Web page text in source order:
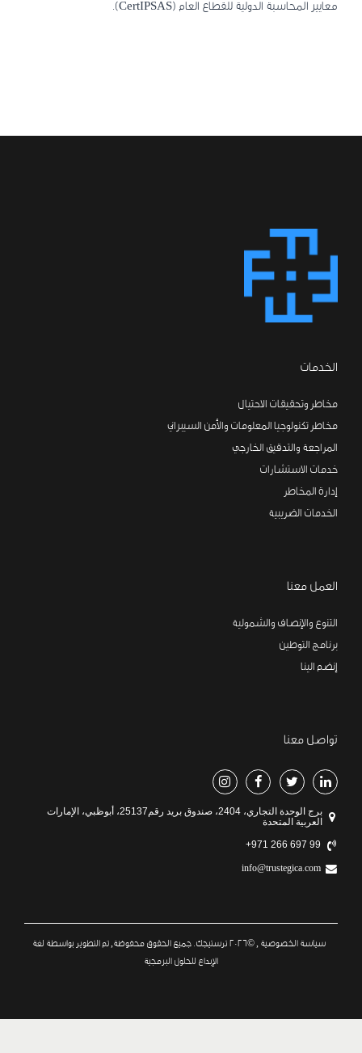
معايير المحاسبة الدولية للقطاع العام (CertIPSAS).
الخدمات
مخاطر وتحقيقات الاحتيال
مخاطر تكنولوجيا المعلومات والأمن السيبراني
المراجعة والتدقيق الخارجي
خدمات الاستشارات
إدارة المخاطر
الخدمات الضريبية
العمل معنا
التنوع والإنصاف والشمولية
برنامج التوطين
إنضم الينا
تواصل معنا
برج الوحدة التجاري، 2404، صندوق بريد رقم25137، أبوظبي، الإمارات
العربية المتحدة
+971 266 697 99
info@trustegica.com
سياسة الخصوصية, ©2026 ترستيجك. جميع الحقوق محفوظة, تم التطوير بواسطة
لغة
الإبداع للحلول البرمجية